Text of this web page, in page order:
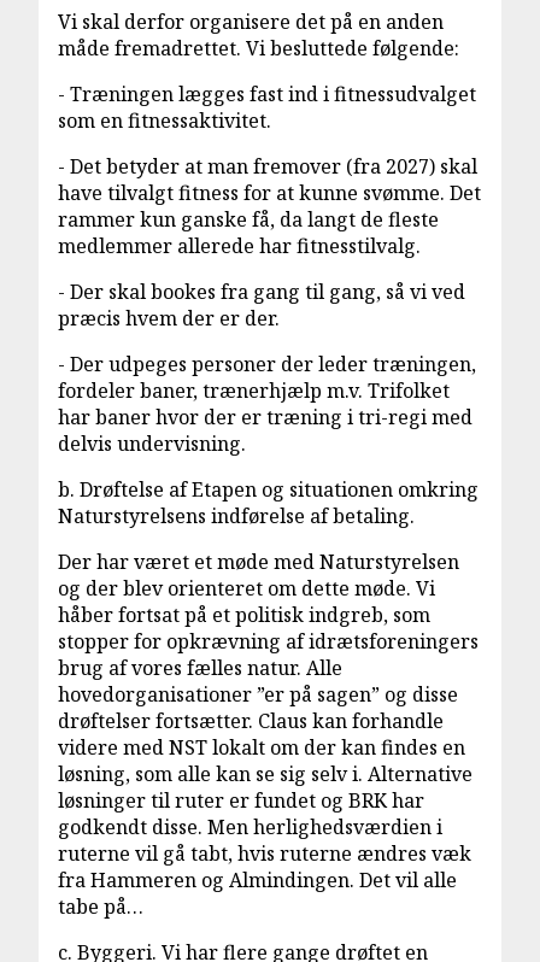
Vi skal derfor organisere det på en anden
måde fremadrettet. Vi besluttede følgende:
- Træningen lægges fast ind i fitnessudvalget
som en fitnessaktivitet.
- Det betyder at man fremover (fra 2027) skal
have tilvalgt fitness for at kunne svømme. Det
rammer kun ganske få, da langt de fleste
medlemmer allerede har fitnesstilvalg.
- Der skal bookes fra gang til gang, så vi ved
præcis hvem der er der.
- Der udpeges personer der leder træningen,
fordeler baner, trænerhjælp m.v. Trifolket
har baner hvor der er træning i tri-regi med
delvis undervisning.
b. Drøftelse af Etapen og situationen omkring
Naturstyrelsens indførelse af betaling.
Der har været et møde med Naturstyrelsen
og der blev orienteret om dette møde. Vi
håber fortsat på et politisk indgreb, som
stopper for opkrævning af idrætsforeningers
brug af vores fælles natur. Alle
hovedorganisationer ”er på sagen” og disse
drøftelser fortsætter. Claus kan forhandle
videre med NST lokalt om der kan findes en
løsning, som alle kan se sig selv i. Alternative
løsninger til ruter er fundet og BRK har
godkendt disse. Men herlighedsværdien i
ruterne vil gå tabt, hvis ruterne ændres væk
fra Hammeren og Almindingen. Det vil alle
tabe på…
c. Byggeri. Vi har flere gange drøftet en